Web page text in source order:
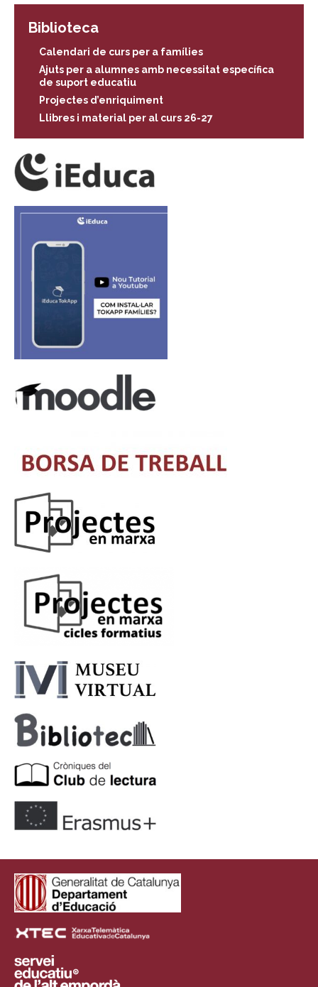
Biblioteca
Calendari de curs per a famílies
Ajuts per a alumnes amb necessitat específica
de suport educatiu
Projectes d’enriquiment
Llibres i material per al curs 26-27